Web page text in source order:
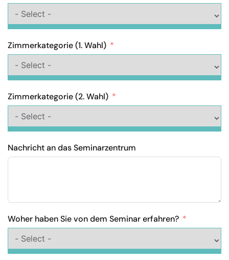
Zimmerkategorie (1. Wahl)
Zimmerkategorie (2. Wahl)
Nachricht an das Seminarzentrum
Woher haben Sie von dem Seminar erfahren?